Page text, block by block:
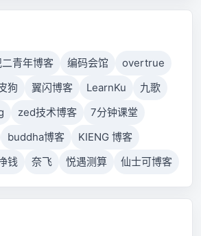
connected host has failed
青年博客 编码会馆
overtrue
狗 翼闪博客 LearnKu
九歌
zed技术博客
7分钟课堂
buddha博客
KIENG 博客
钱 奈飞 悦遇测算 仙士可博客